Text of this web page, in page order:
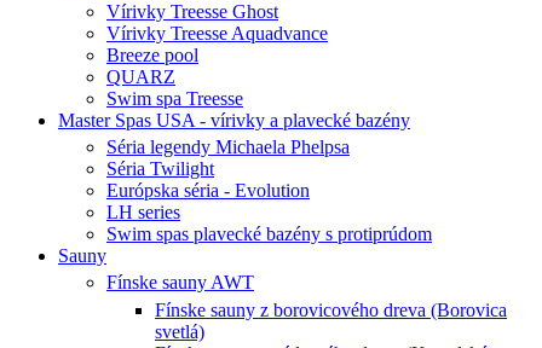
Vírivky Treesse Ghost
Vírivky Treesse Aquadvance
Breeze pool
QUARZ
Swim spa Treesse
Master Spas USA - vírivky a plavecké bazény
Séria legendy Michaela Phelpsa
Séria Twilight
Európska séria - Evolution
LH series
Swim spas plavecké bazény s protiprúdom
Sauny
Fínske sauny AWT
Fínske sauny z borovicového dreva (Borovica
svetlá)